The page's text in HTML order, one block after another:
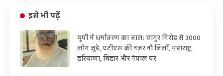
इसे भी पढ़ें
यूपी में धर्मांतरण का जाल: छांगुर गिरोह से 3000
लोग जुड़े, एटीएस की नजर नौ जिलों, महाराष्ट्र,
हरियाणा, बिहार और नेपाल पर